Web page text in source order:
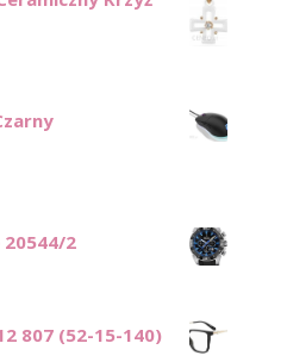
20544/2
807 (52-15-140)